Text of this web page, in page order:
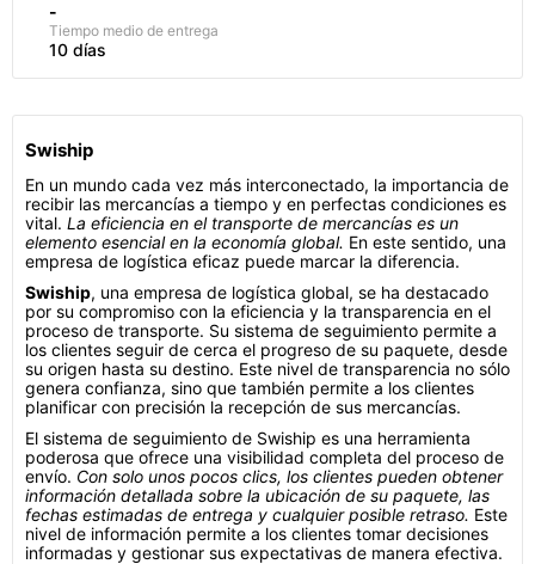
-
Tiempo medio de entrega
10 días
Swiship
En un mundo cada vez más interconectado, la importancia de
recibir las mercancías a tiempo y en perfectas condiciones es
vital. La eficiencia en el transporte de mercancías es un
elemento esencial en la economía global. En este sentido, una
empresa de logística eficaz puede marcar la diferencia.
Swiship, una empresa de logística global, se ha destacado
por su compromiso con la eficiencia y la transparencia en el
proceso de transporte. Su sistema de seguimiento permite a
los clientes seguir de cerca el progreso de su paquete, desde
su origen hasta su destino. Este nivel de transparencia no sólo
genera confianza, sino que también permite a los clientes
planificar con precisión la recepción de sus mercancías.
El sistema de seguimiento de Swiship es una herramienta
poderosa que ofrece una visibilidad completa del proceso de
envío. Con solo unos pocos clics, los clientes pueden obtener
información detallada sobre la ubicación de su paquete, las
fechas estimadas de entrega y cualquier posible retraso. Este
nivel de información permite a los clientes tomar decisiones
informadas y gestionar sus expectativas de manera efectiva.